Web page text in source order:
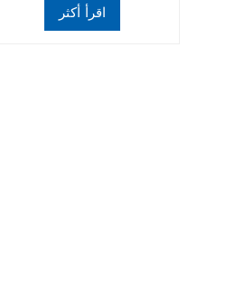
اقرأ أكثر